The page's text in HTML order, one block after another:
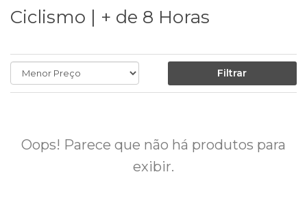
Ciclismo | + de 8 Horas
Filtrar
Oops! Parece que não há produtos para
exibir.